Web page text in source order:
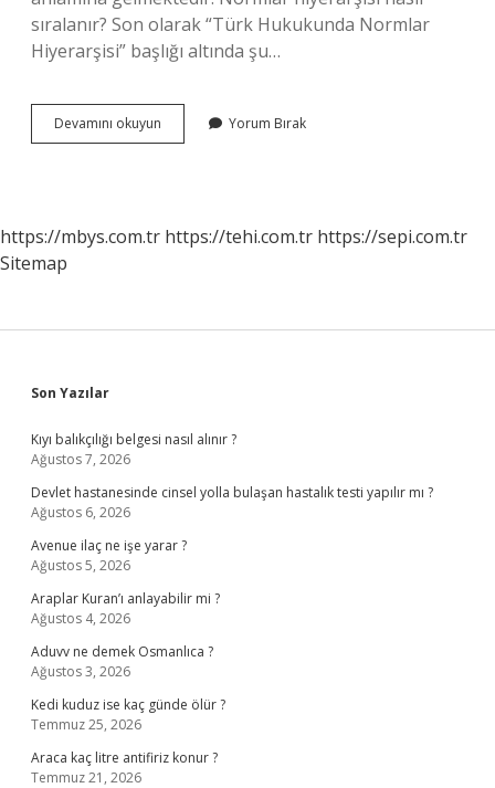
sıralanır? Son olarak “Türk Hukukunda Normlar
Hiyerarşisi” başlığı altında şu…
Devamını okuyun Normlar
Düzeni
Yorum Bırak
https://mbys.com.tr https://tehi.com.tr https://sepi.com.tr
Sitemap
Sidebar
Son Yazılar
Kıyı balıkçılığı belgesi nasıl alınır ?
Ağustos 7, 2026
Devlet hastanesinde cinsel yolla bulaşan hastalık testi yapılır mı ?
Ağustos 6, 2026
Avenue ilaç ne işe yarar ?
Ağustos 5, 2026
Araplar Kuran’ı anlayabilir mi ?
Ağustos 4, 2026
Aduvv ne demek Osmanlıca ?
Ağustos 3, 2026
Kedi kuduz ise kaç günde ölür ?
Temmuz 25, 2026
Araca kaç litre antifiriz konur ?
Temmuz 21, 2026